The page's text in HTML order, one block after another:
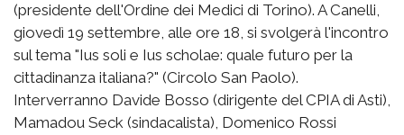
(presidente dell'Ordine dei Medici di Torino). A Canelli,
giovedì 19 settembre, alle ore 18, si svolgerà l'incontro
sul tema "Ius soli e Ius scholae: quale futuro per la
cittadinanza italiana?" (Circolo San Paolo).
Interverranno Davide Bosso (dirigente del CPIA di Asti),
Mamadou Seck (sindacalista), Domenico Rossi